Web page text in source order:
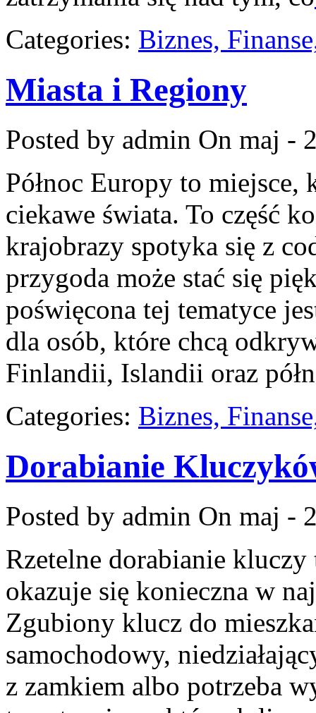
Categories: Biznes,
Miasta i Regiony
Posted by admin On maj -
Północ Europy to miejsce,
ciekawe świata. To część
krajobrazy spotyka się z
przygoda może stać się
poświęcona tej tematyce
dla osób, które chcą
Finlandii, Islandii oraz
Categories: Biznes,
Dorabianie
Posted by admin On maj -
Rzetelne dorabianie
okazuje się konieczna w
Zgubiony klucz do
samochodowy,
z zamkiem albo potrzeba